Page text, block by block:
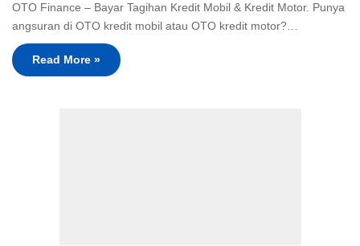
OTO Finance – Bayar Tagihan Kredit Mobil & Kredit Motor. Punya
angsuran di OTO kredit mobil atau OTO kredit motor?…
Read More »